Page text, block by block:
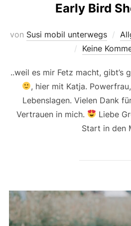
Early Bird
von Susi mobil unterwegs
Keine
..weil es mir Fetz macht, gibt’s
, hier mit Katja.
Lebenslagen. Vielen Dank
Vertrauen in mich.
Liebe
Start in den